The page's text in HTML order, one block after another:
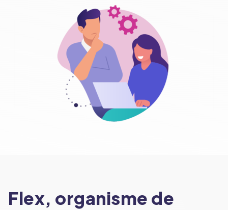
Flex, organisme de